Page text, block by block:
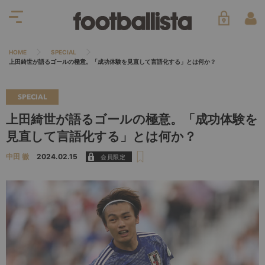
HOME
SPECIAL
上田綺世が語るゴールの極意。「成功体験を見直して言語化する」とは何か？
SPECIAL
上田綺世が語るゴールの極意。「成功体験を
見直して言語化する」とは何か？
中田 徹 2024.02.15